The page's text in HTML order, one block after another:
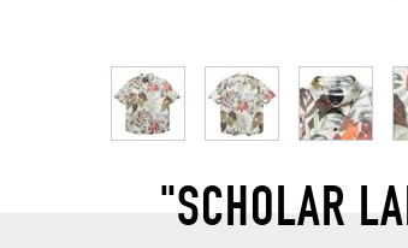
"SCHOLAR